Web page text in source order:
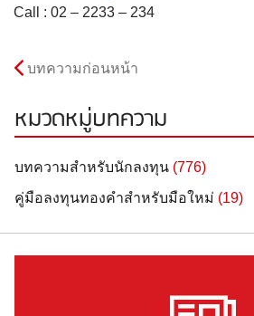
Call : 02 – 2233 – 234
บทความก่อนหน้า
หมวดหมู่บทความ
บทความสำหรับนักลงทุน (776)
คู่มือลงทุนทองคำสำหรับมือใหม่ (19)